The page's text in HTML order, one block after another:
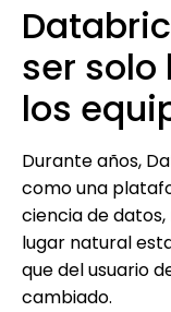
ser
los
Durante años,
como una
ciencia de datos,
lugar natural
que del usuario
cambiado.